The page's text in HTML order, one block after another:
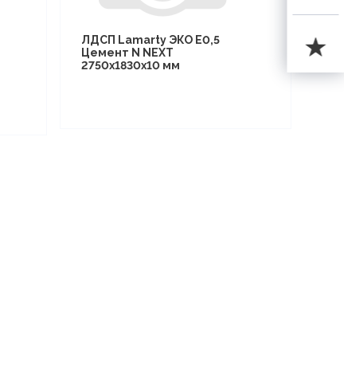
ЛДСП Lamarty ЭКО E0,5
Цемент N NEXT
2750х1830х10 мм